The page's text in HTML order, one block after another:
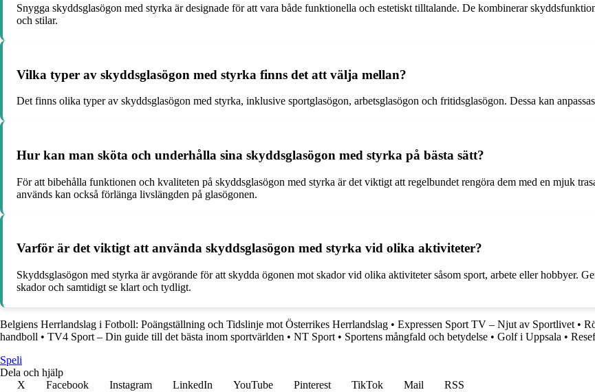
Snygga skyddsglasögon med styrka är designade för att vara både funktionella och estetiskt tilltalande. De kombinerar
och stilar.
Vilka typer av skyddsglasögon med styrka finns det att välja mellan?
Det finns olika typer av skyddsglasögon med styrka, inklusive sportglasögon, arbetsglasögon och fritidsglasögon. Dessa kan
Hur kan man sköta och underhålla sina skyddsglasögon med styrka på bästa sätt?
För att bibehålla funktionen och kvaliteten på skyddsglasögon med styrka är det viktigt att regelbundet rengöra dem med en mjuk
används kan också förlänga livslängden på glasögonen.
Varför är det viktigt att använda skyddsglasögon med styrka vid olika aktiviteter?
Skyddsglasögon med styrka är avgörande för att skydda ögonen mot skador vid olika aktiviteter såsom sport, arbete eller hobbyer.
skador och samtidigt se klart och tydligt.
Belgiens Herrlandslag i Fotboll: Poängställning och Tidslinje mot Österrikes Herrlandslag • Expressen Sport TV – Njut av Sportlivet •
handboll • TV4 Sport – Din guide till det bästa inom sportvärlden • NT Sport • Sportens mångfald och betydelse • Golf i Uppsala •
Speli
Dela och hjälp
X
Facebook Instagram LinkedIn YouTube Pinterest TikTok Mail
RSS